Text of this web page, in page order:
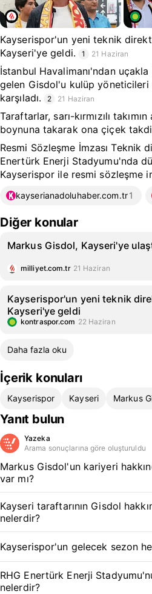
Kayserispor'un yeni teknik
Kayseri'ye geldi.
1 21 Haziran
İstanbul Havalimanı'ndan uçakla
gelen Gisdol'u kulüp
karşıladı.
2 21 Haziran
Taraftarlar, sarı-kırmızılı
boynuna takarak ona çiçek
Resmi Sözleşme İmzası Teknik
Enertürk Enerji Stadyumu'nda
Kayserispor ile resmi sözleşme
kayserianadoluhaber.com.tr1
Diğer konular
Markus Gisdol, Kayseri'ye
milliyet.com.tr 21 Haziran
Kayserispor'un yeni teknik
Kayseri'ye geldi
kontraspor.com 22 Haziran
Daha fazla oku
İçerik konuları
Kayserispor Kayseri Markus
Yanıt bulun
Yazeka
Arama sonuçlarına göre oluşturuldu
Markus Gisdol'un kariyeri
var mı?
Kayseri taraftarının Gisdol
nelerdir?
Kayserispor'un gelecek sezon
RHG Enertürk Enerji
nelerdir?